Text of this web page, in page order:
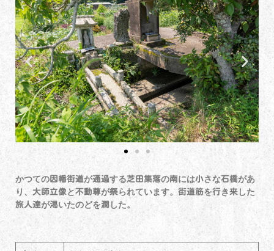
キ
ッ
プ
かつての因幡街道が通過する芝田集落の南には小さな石橋があ
り、大師立像と不動尊が祭られています。街道筋を行き来した
旅人達が渇いたのどを潤した。